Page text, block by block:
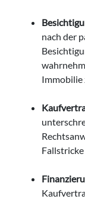
nach der
Immobilie